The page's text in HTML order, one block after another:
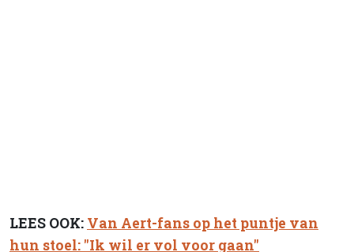
LEES OOK: Van Aert-fans op het puntje van
hun stoel: "Ik wil er vol voor gaan"